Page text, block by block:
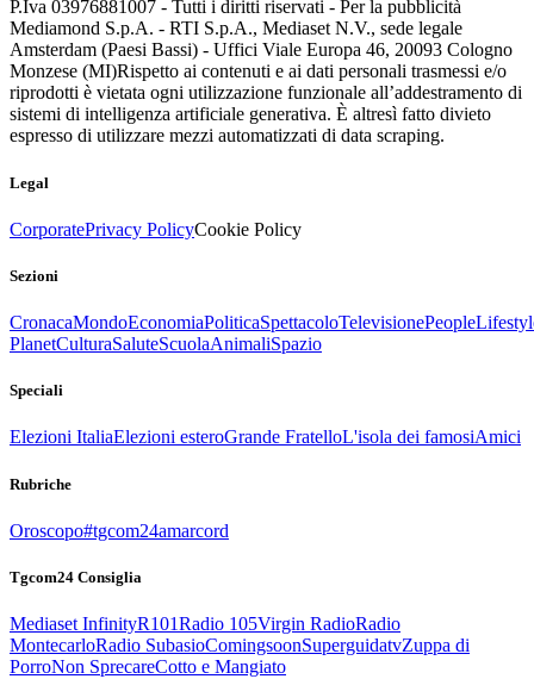
P.Iva 03976881007 - Tutti i diritti riservati - Per la pubblicità
Mediamond S.p.A. - RTI S.p.A., Mediaset N.V., sede legale
Amsterdam (Paesi Bassi) - Uffici Viale Europa 46, 20093 Cologno
Monzese (MI)Rispetto ai contenuti e ai dati personali trasmessi e/o
riprodotti è vietata ogni utilizzazione funzionale all’addestramento di
sistemi di intelligenza artificiale generativa. È altresì fatto divieto
espresso di utilizzare mezzi automatizzati di data scraping.
Legal
CorporatePrivacy PolicyCookie Policy
Sezioni
CronacaMondoEconomiaPoliticaSpettacoloTelevisionePeople
PlanetCulturaSaluteScuolaAnimaliSpazio
Speciali
Elezioni ItaliaElezioni esteroGrande FratelloL'isola dei famosiAmici
Rubriche
Oroscopo#tgcom24amarcord
Tgcom24 Consiglia
Mediaset InfinityR101Radio 105Virgin RadioRadio
MontecarloRadio SubasioComingsoonSuperguidatvZuppa di
PorroNon SprecareCotto e Mangiato